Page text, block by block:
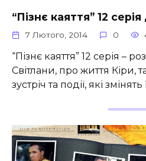
“Пізнє каяття” 12
7 Лютого, 2014 0
“Пізнє каяття” 12 серія –
Світлани, про життя Кіри,
зустріч та події, які змінять